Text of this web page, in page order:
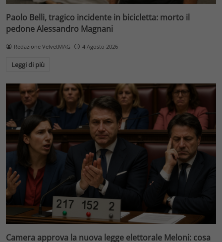
Paolo Belli, tragico incidente in bicicletta: morto il
pedone Alessandro Magnani
Redazione VelvetMAG 4 Agosto 2026
Leggi di più
Camera approva la nuova legge elettorale Meloni: cosa